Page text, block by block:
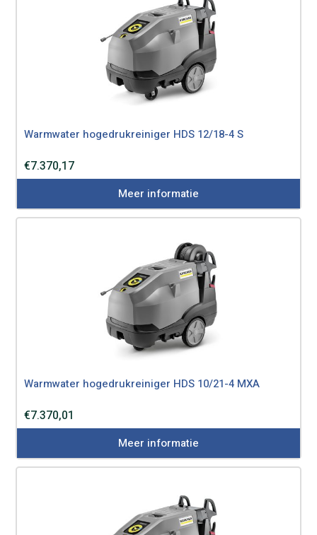
Warmwater hogedrukreiniger HDS 12/18-4 S
€7.370,17
Meer informatie
Warmwater hogedrukreiniger HDS 10/21-4 MXA
€7.370,01
Meer informatie